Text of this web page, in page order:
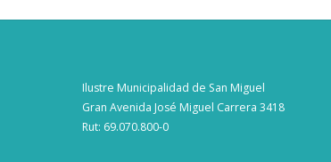
Ilustre Municipalidad de San Miguel
Gran Avenida José Miguel Carrera 3418
Rut: 69.070.800-0